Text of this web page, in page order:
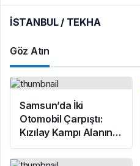
İSTANBUL / TEKHA
Göz Atın
Samsun’da İki
Otomobil Çarpıştı:
Kızılay Kampı Alanına
Savrulan Araçtaki 1
Kişi Yaralandı